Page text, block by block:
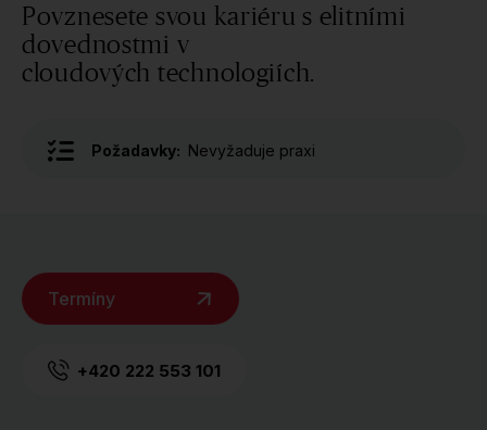
Povznesete svou kariéru s elitními
dovednostmi v
cloudových technologiích.
Požadavky: Nevyžaduje praxi
Termíny
+420 222 553 101